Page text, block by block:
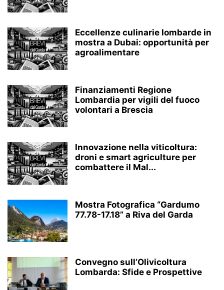
Eccellenze culinarie lombarde in
mostra a Dubai: opportunità per
agroalimentare
Finanziamenti Regione
Lombardia per vigili del fuoco
volontari a Brescia
Innovazione nella viticoltura:
droni e smart agriculture per
combattere il Mal...
Mostra Fotografica “Gardumo
77.78-17.18” a Riva del Garda
Convegno sull’Olivicoltura
Lombarda: Sfide e Prospettive